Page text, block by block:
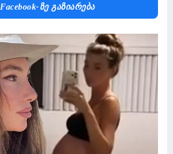
Facebook-Ზე Გაზიარება